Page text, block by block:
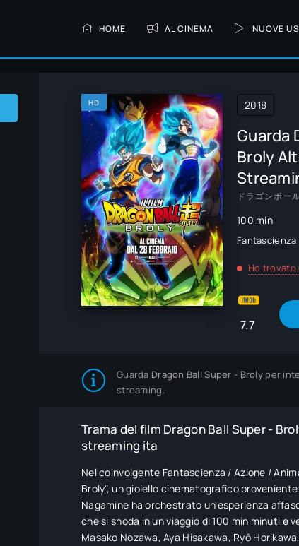
HOME AL CINEMA NUOVE
HD
Guarda
Broly
ドラゴンボー
100 min
Fantascienza
2018
Ho trovato
7.7
Guarda Dragon Ball Super - Brolyper
streaming.
Trama del film Dragon Ball Super -
streaming ita
Nel coinvolgente Fantascienza / Azione /
Broly", un gioiello cinematografico
Nagamine ha orchestrato un'esperienza
che si snoda in un viaggio di 100 min minuti e
Masako Nozawa, Aya Hisakawa, Ryô